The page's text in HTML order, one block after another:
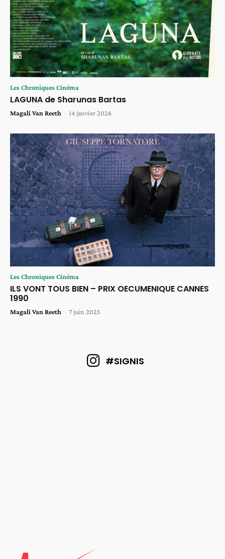
Les Chroniques Cinéma
LAGUNA de Sharunas Bartas
Magali Van Reeth - 14 janvier 2026
Les Chroniques Cinéma
ILS VONT TOUS BIEN – PRIX OECUMENIQUE CANNES
1990
Magali Van Reeth - 7 juin 2025
#SIGNIS